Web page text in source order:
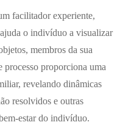
facilitador experiente,
o indivíduo a visualizar
membros da sua
processo proporciona uma
revelando dinâmicas
resolvidos e outras
estar do indivíduo.